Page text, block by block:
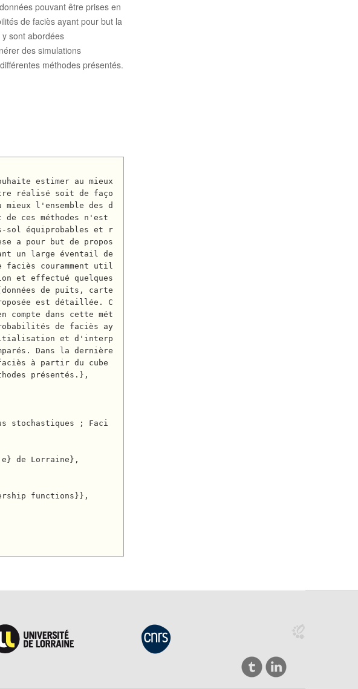
pouvant être prises en
de faciès ayant pour but la
sont abordées
des simulations
méthodes présentés.
réalisé soit de faço
l'ensemble des d
ces méthodes n'est
sol équiprobables et r
a pour but de propos
un large éventail de
faciès couramment util
et effectué quelques
de puits, carte
est détaillée. C
compte dans cette mét
de faciès ay
et d'interp
Dans la dernière
à partir du cube
présentés.},